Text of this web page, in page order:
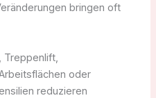
bringen oft
Treppenlift,
oder
reduzieren